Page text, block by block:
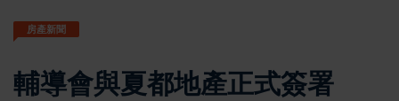
房產新聞
輔導會與夏都地產正式簽署